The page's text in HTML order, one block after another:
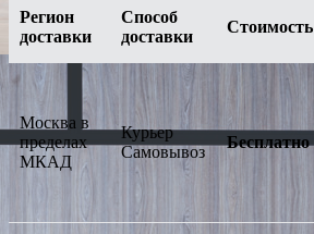
Регион
доставки
Способ
доставки
Стоимость
Москва в
пределах
МКАД
Курьер
Самовывоз
Бесплатно